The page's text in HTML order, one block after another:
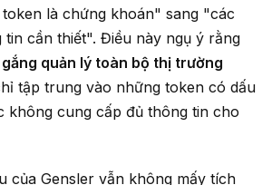
là chứng khoán" sang "các
tin cần thiết". Điều này ngụ ý rằng
gắng quản lý toàn bộ thị trường
tập trung vào những token có dấu
không cung cấp đủ thông tin cho
của Gensler vẫn không mấy tích